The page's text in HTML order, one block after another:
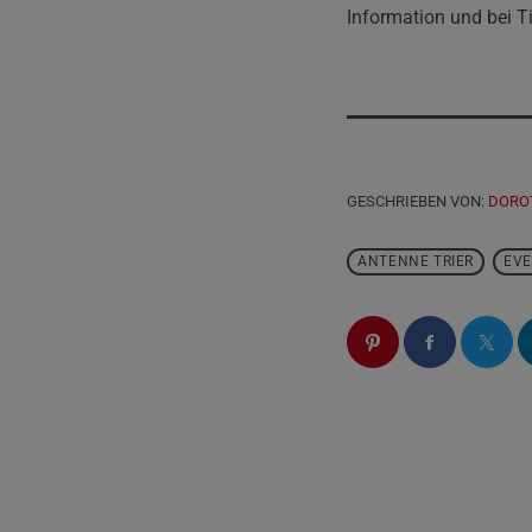
Information und bei
GESCHRIEBEN VON:
ANTENNE TRIER